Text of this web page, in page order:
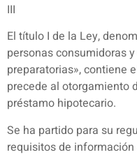
III
El título I de la Ley,
personas consumidoras
preparatorias», contiene
precede al otorgamiento
préstamo hipotecario.
Se ha partido para su
requisitos de